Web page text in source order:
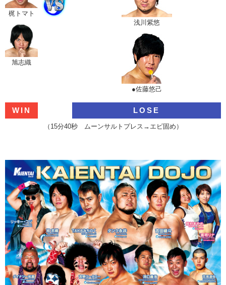
梶トマト
旭志織
浅川紫悠
●佐藤悠己
WIN LOSE
（15分40秒 ムーンサルトプレス→エビ固め）